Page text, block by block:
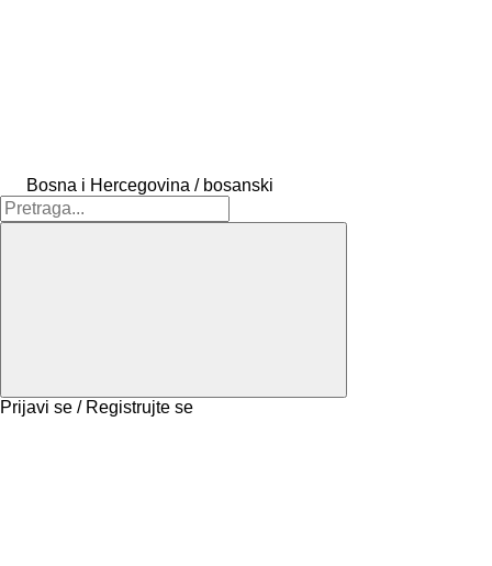
Bosna i Hercegovina / bosanski
Prijavi se / Registrujte se